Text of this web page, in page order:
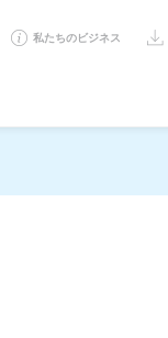
私たちのビジネス